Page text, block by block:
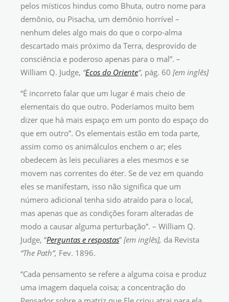
pelos místicos hindus como Bhuta, outro nome para
demônio, ou Pisacha, um demônio horrível –
nenhum deles algo mais do que o corpo-alma
descartado mais próximo da Terra, desprovido de
consciência e poderoso apenas para o mal”. –
William Q. Judge, “Ecos do Oriente“, pág. 60 [em inglês]
“É incorreto falar que um lugar é mais cheio de
elementais do que outro. Poderíamos muito bem
dizer que há mais espaço em um ponto do espaço do
que em outro”. Os elementais estão em toda parte,
assim como os animálculos enchem o ar; eles
obedecem às leis peculiares a eles mesmos e se
movem nas correntes do éter. Se de vez em quando
eles se manifestam, isso não significa que um
número adicional tenha sido atraído para o local,
mas apenas que as condições foram alteradas de
modo a causar alguma perturbação”. – William Q.
Judge, “Perguntas e respostas” [em inglês], da Revista
“The Path”, Fev. 1896.
“Cada pensamento se refere a alguma coisa e produz
uma imagem daquela coisa; a concentração do